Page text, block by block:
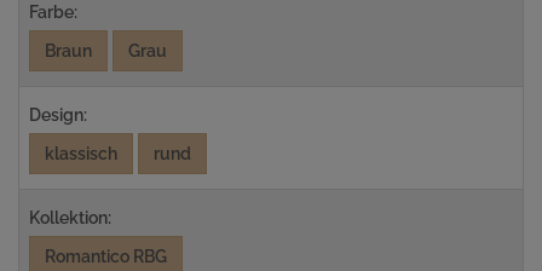
Farbe:
Braun
Grau
Design:
klassisch
rund
Kollektion:
Romantico RBG